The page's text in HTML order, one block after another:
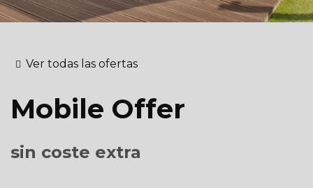
Ver todas las ofertas
Mobile Offer
sin coste extra